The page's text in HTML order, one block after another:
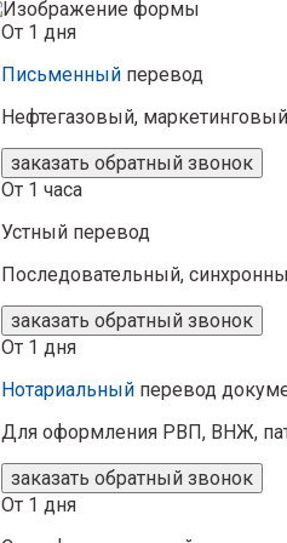
От 1 дня
Письменный перевод
Нефтегазовый,
заказать обратный звонок
От 1 часа
Устный перевод
Последовательный,
заказать обратный звонок
От 1 дня
Нотариальный перевод
Для оформления РВП, ВНЖ,
заказать обратный звонок
От 1 дня